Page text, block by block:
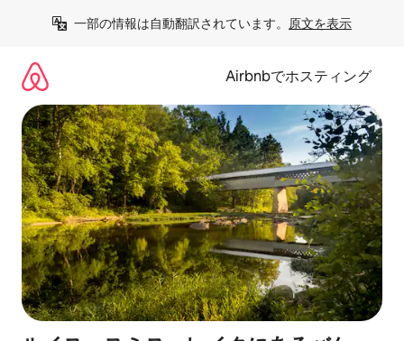
一部の情報は自動翻訳されています。 原文を表示
Airbnbでホスティング